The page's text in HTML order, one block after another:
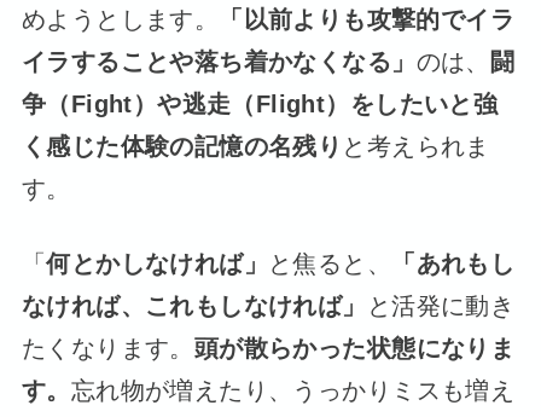
めようとします。
「以前よりも攻撃的でイラ
イラすることや落ち着かなくなる」 のは、
闘
争（Fight）や逃走（Flight）をしたいと強
く感じた体験の記憶の名残り と考えられま
す。
「何とかしなければ」 と焦ると、
「あれもし
なければ、これもしなければ」
と活発に動き
たくなります。 頭が散らかった状態になりま
す。 忘れ物が増えたり、うっかりミスも増え